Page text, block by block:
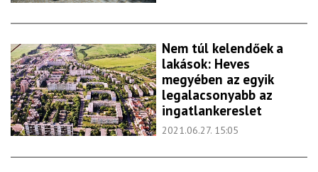
Nem túl kelendőek a
lakások: Heves
megyében az egyik
legalacsonyabb az
ingatlankereslet
2021.06.27. 15:05